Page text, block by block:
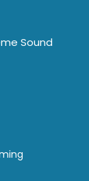
Sound